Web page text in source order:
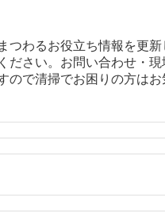
つわるお役立ち情報を更新
ださい。お問い合わせ・現
ので清掃でお困りの方は